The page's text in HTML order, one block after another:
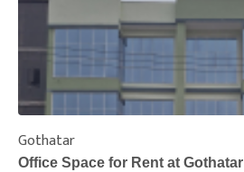
Gothatar
Office Space for Rent at Gothatar